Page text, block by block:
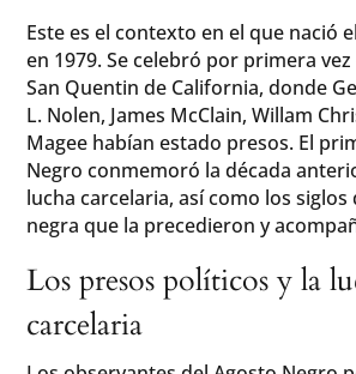
Este es el contexto en el que nació
en 1979. Se celebró por primera
San Quentin de California, donde
L. Nolen, James McClain, Willam
Magee habían estado presos. El
Negro conmemoró la década
lucha carcelaria, así como los siglos
negra que la precedieron y
Los presos políticos y la
carcelaria